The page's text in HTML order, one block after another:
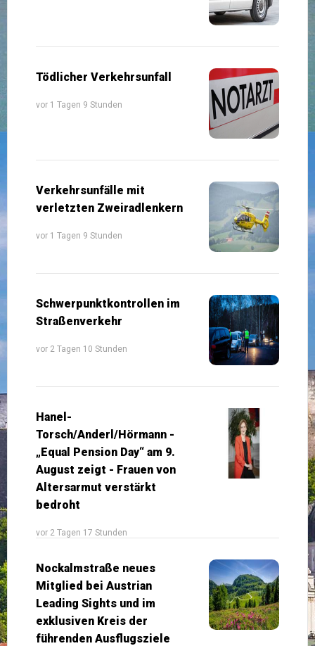
Tödlicher Verkehrsunfall
vor 1 Tagen 9 Stunden
Verkehrsunfälle mit
verletzten Zweiradlenkern
vor 1 Tagen 9 Stunden
Schwerpunktkontrollen im
Straßenverkehr
vor 2 Tagen 10 Stunden
Hanel-
Torsch/Anderl/Hörmann -
„Equal Pension Day“ am 9.
August zeigt - Frauen von
Altersarmut verstärkt
bedroht
vor 2 Tagen 17 Stunden
Nockalmstraße neues
Mitglied bei Austrian
Leading Sights und im
exklusiven Kreis der
führenden Ausflugsziele